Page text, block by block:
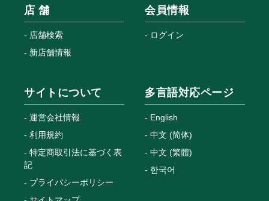
店 舗
店舗検索
新店舗情報
会員情報
ログイン
サイトについて
運営会社情報
利用規約
特定商取引法に基づく表
記
プライバシーポリシー
多言語対応ページ
English
中文 (简体)
中文 (繁體)
한국어